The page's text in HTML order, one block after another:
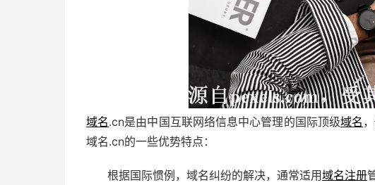
域名.cn是由中国互联网络信息中心管理的国际顶级域名
域名.cn的一些优势特点：
根据国际惯例，域名纠纷的解决，通常适用域名注册